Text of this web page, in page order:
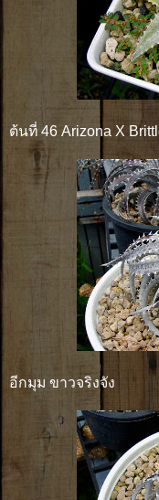
ต้นที่ 46 Arizona X
อีกมุม ขาวจริงจัง